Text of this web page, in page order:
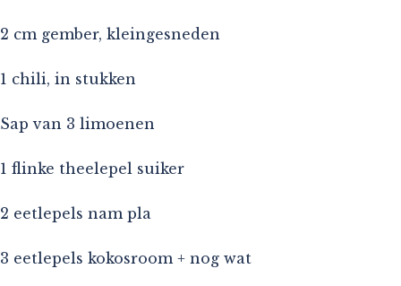
2 cm gember, kleingesneden
1 chili, in stukken
Sap van 3 limoenen
1 flinke theelepel suiker
2 eetlepels nam pla
3 eetlepels kokosroom + nog wat